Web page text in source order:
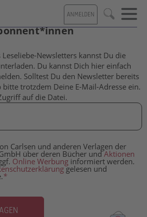
ANMELDEN Suche
für Leseliebe-
Newsletters kannst Du die
Du kannst Dich hier einfach
Solltest Du den Newsletter bereits
trotzdem Deine E-Mail-Adresse ein.
auf die Datei.
Carlsen und anderen Verlagen der
über deren Bücher undAktionen
Online Werbung informiert werden.
gelesen und
*